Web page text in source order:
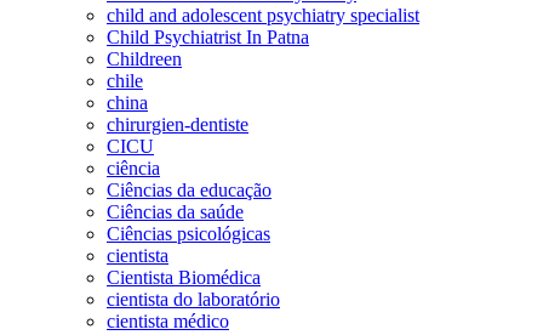
child and adolescent psychiatry specialist
Child Psychiatrist In Patna
Childreen
chile
china
chirurgien-dentiste
CICU
ciência
Ciências da educação
Ciências da saúde
Ciências psicológicas
cientista
Cientista Biomédica
cientista do laboratório
cientista médico